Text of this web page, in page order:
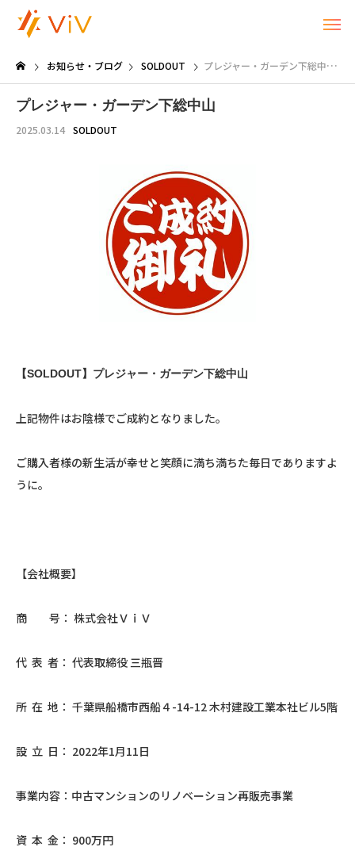
お知らせ・ブログ SOLDOUT プレジャー・ガーデン下総中山
プレジャー・ガーデン下総中山
2025.03.14 SOLDOUT
【SOLDOUT】プレジャー・ガーデン下総中山
上記物件はお陰様でご成約となりました。
ご購入者様の新生活が幸せと笑顔に満ち満ちた毎日でありますよ
うに。
【会社概要】
商 号： 株式会社ＶｉＶ
代 表 者： 代表取締役 三瓶晋
所 在 地： 千葉県船橋市西船４-14-12 木村建設工業本社ビル5階
設 立 日： 2022年1月11日
事業内容：中古マンションのリノベーション再販売事業
資 本 金： 900万円